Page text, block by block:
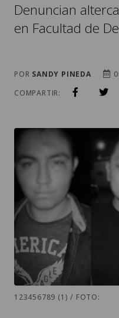
Denuncian
en Facultad de
POR SANDY PINEDA
COMPARTIR:
123456789 (1) / FOTO: